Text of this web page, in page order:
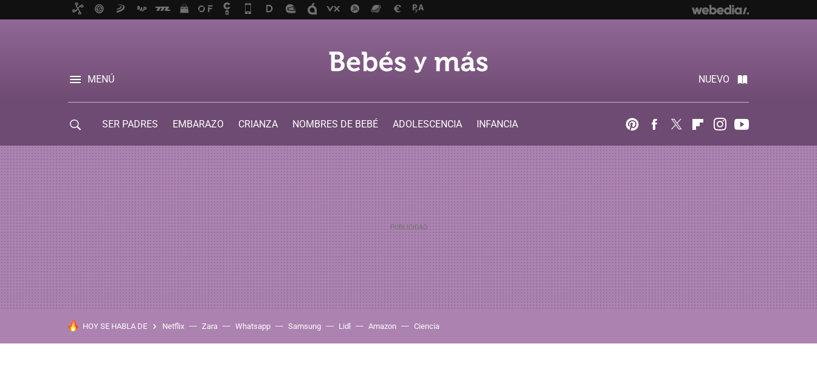
MENÚ NUEVO
SER PADRES EMBARAZO CRIANZA NOMBRES DE BEBÉ ADOLESCENCIA
INFANCIA
PinterestFacebook
Twitter FlipboardInstagram
HOY SE HABLA DE Netflix Zara Whatsapp Samsung Lidl Amazon Ciencia